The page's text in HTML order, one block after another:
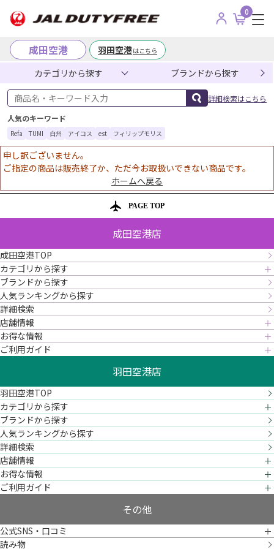
0
成田空港 羽田空港はこちら
カテゴリから探す ブランドから探す
商品名・キーワード入力
詳細検索はこちら
人気のキーワード
Refa TUMI 白州 アイコス est フィリップモリス
申し訳ございません。
ご指定の商品は販売終了か、ただ今お取扱いできない商品です。
ホームへ戻る
PAGE TOP
成田空港店
成田空港TOP
カテゴリから探す
ブランドから探す
人気ランキングから探す
詳細検索
店舗情報
お得な情報
ご利用ガイド
羽田空港店
羽田空港TOP
カテゴリから探す
ブランドから探す
人気ランキングから探す
詳細検索
店舗情報
お得な情報
ご利用ガイド
その他
公式SNS・口コミ
読み物